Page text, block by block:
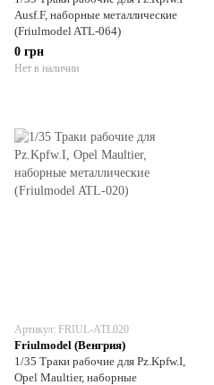
Ausf.F, наборные металлические
(Friulmodel ATL-064)
0 грн
Нет в наличии
Артикул: FRIUL-ATL020
Friulmodel (Венгрия)
1/35 Траки рабочие для Pz.Kpfw.I,
Opel Maultier, наборные